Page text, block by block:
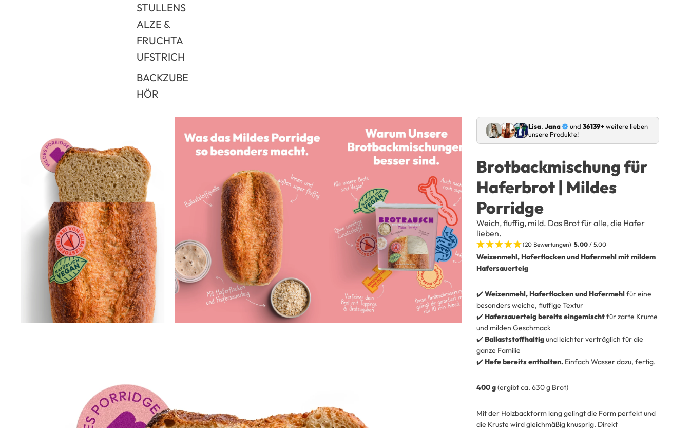
STULLENS
ALZE &
FRUCHTA
UFSTRICH
BACKZUBE
HÖR
Lisa, Jana und 36139+weitere lieben
unsere Produkte!
Brotbackmischung für
Haferbrot | Mildes
Porridge
Weich, fluffig, mild. Das Brot für alle, die Hafer
lieben.
(20 Bewertungen) 5.00/ 5.00
Weizenmehl, Haferflocken und Hafermehl mit mildem
Hafersauerteig
✔️Weizenmehl, Haferflocken und Hafermehlfür eine
besonders weiche, fluffige Textur
✔️Hafersauerteig bereits eingemischtfür zarte Krume
und milden Geschmack
✔️Ballaststoffhaltigund leichter verträglich für die
ganze Familie
✔️Hefe bereits enthalten.Einfach Wasser dazu, fertig.
400 g(ergibt ca. 630 g Brot)
Mit der Holzbackform lang gelingt die Form perfekt und
die Kruste wird gleichmäßig knusprig. Direkt